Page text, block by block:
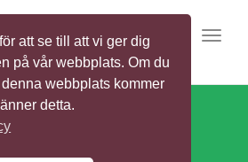
att se till att vi ger dig
på vår webbplats. Om du
webbplats kommer
detta.